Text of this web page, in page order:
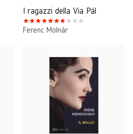
I ragazzi della Via Pál
Ferenc Molnár